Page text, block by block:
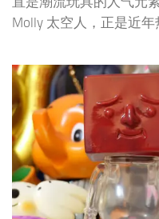
Molly 太空人，正是近年